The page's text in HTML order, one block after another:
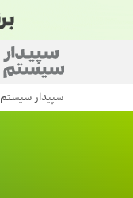
سپیدار سیستم